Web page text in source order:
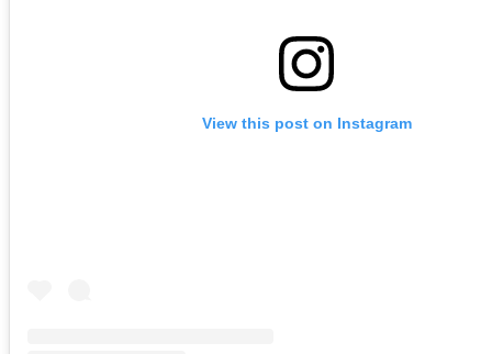
View this post on Instagram